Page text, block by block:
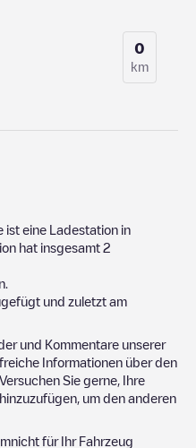
0
km
ist eine Ladestation in
hat insgesamt 2
und zuletzt am
und Kommentare unserer
Informationen über den
Sie gerne, Ihre
um den anderen
nicht für Ihr Fahrzeug